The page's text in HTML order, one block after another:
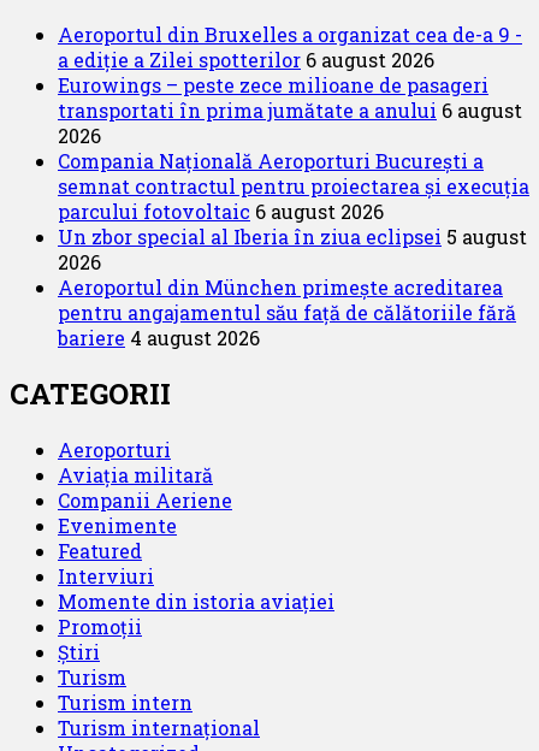
Aeroportul din Bruxelles a organizat cea de-a 9 -
a ediție a Zilei spotterilor 6 august 2026
Eurowings – peste zece milioane de pasageri
transportati în prima jumătate a anului 6 august
2026
Compania Națională Aeroporturi București a
semnat contractul pentru proiectarea și execuția
parcului fotovoltaic 6 august 2026
Un zbor special al Iberia în ziua eclipsei 5 august
2026
Aeroportul din München primește acreditarea
pentru angajamentul său față de călătoriile fără
bariere 4 august 2026
CATEGORII
Aeroporturi
Aviația militară
Companii Aeriene
Evenimente
Featured
Interviuri
Momente din istoria aviației
Promoții
Știri
Turism
Turism intern
Turism internațional